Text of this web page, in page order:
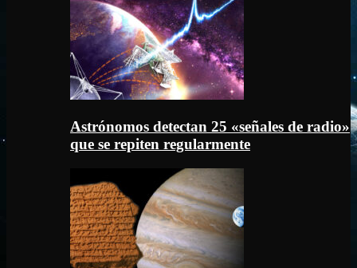
Astrónomos detectan 25 «señales de radio»
que se repiten regularmente